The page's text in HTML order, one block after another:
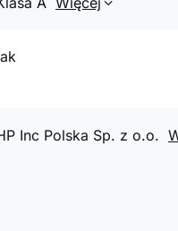
Inc Polska Sp. z o.o.